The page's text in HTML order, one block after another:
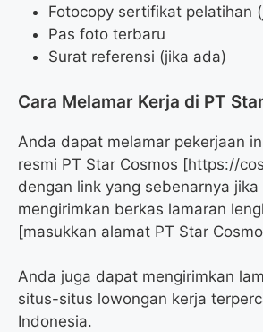
Fotocopy sertifikat pelatihan
Pas foto terbaru
Surat referensi (jika ada)
Cara Melamar Kerja di PT
Anda dapat melamar pekerjaan
resmi PT Star Cosmos [https://
dengan link yang sebenarnya
mengirimkan berkas lamaran
[masukkan alamat PT Star
Anda juga dapat mengirimkan
situs-situs lowongan kerja
Indonesia.